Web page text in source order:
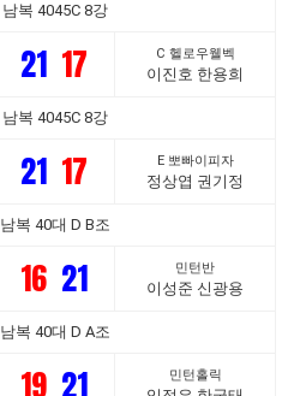
남복 4045C 8강
21 17 C 헬로우웰벡
이진호 한용희
남복 4045C 8강
21 17 E 뽀빠이피자
정상엽 권기정
남복 40대 D B조
16 21 민턴반
이성준 신광용
남복 40대 D A조
19 21 민턴홀릭